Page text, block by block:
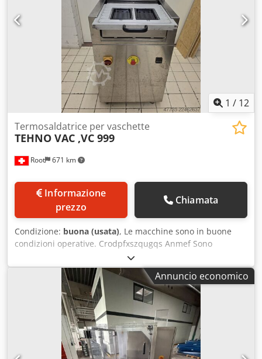
1 / 12
Root 671 km
Termosaldatrice per vaschette
TEHNO VAC ,VC 999
prezzo
Chiamata
Condizione: buona (usata), Le macchine sono in buone
condizioni operative. Crodpfxszqugqs Anmef Sono
disponibili 4 macchine per l’incapsulamento a vassoio.
Annuncio economico